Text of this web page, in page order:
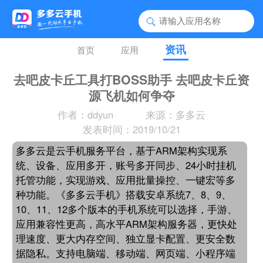
首页 应用 资讯
去吧皮卡丘工具打BOSS助手 去吧皮卡丘资
源飞机如何争夺
作者：ddyun
来源：多多云
发表时间：2019/10/21
多多云是云手机服务平台，基于ARM架构实现系
统、设备、应用多开，账号多开同步、24小时挂机
托管功能，实现游戏、应用批量操控、一键宏等多
种功能。《多多云手机》搭载安卓系统7、8、9、
10、11、12多个版本的手机系统可以选择，手游、
应用兼容性更高，高水平ARM架构服务器，更快处
理速度、更大内存空间、独立显卡配置、更安全数
据隐私。支持电脑端、移动端、网页端、小程序端